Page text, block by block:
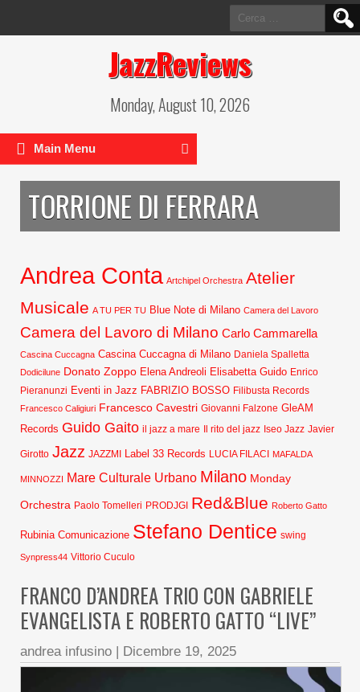
Ricerca
per:
JazzReviews
Monday, August 10, 2026
Main Menu
TORRIONE DI FERRARA
Andrea Conta Artchipel Orchestra Atelier
Musicale A TU PER TU Blue Note di Milano Camera del Lavoro
Camera del Lavoro di Milano Carlo Cammarella
Cascina Cuccagna Cascina Cuccagna di Milano Daniela Spalletta
Dodicilune Donato Zoppo Elena Andreoli Elisabetta Guido Enrico
Pieranunzi Eventi in Jazz FABRIZIO BOSSO Filibusta Records
Francesco Caligiuri Francesco Cavestri Giovanni Falzone GleAM
Records Guido Gaito il jazz a mare Il rito del jazz Iseo Jazz Javier
Girotto Jazz JAZZMI Label 33 Records LUCIA FILACI MAFALDA
MINNOZZI Mare Culturale Urbano Milano Monday
Orchestra Paolo Tomelleri PRODJGI Red&Blue Roberto Gatto
Rubinia Comunicazione Stefano Dentice swing
Synpress44 Vittorio Cuculo
FRANCO D’ANDREA TRIO CON GABRIELE
EVANGELISTA E ROBERTO GATTO “LIVE”
andrea infusino | Dicembre 19, 2025